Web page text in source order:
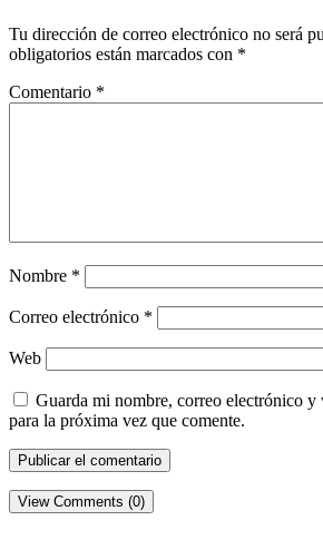
Tu dirección de correo electrónico no será
obligatorios están marcados con *
Comentario *
Nombre *
Correo electrónico *
Web
Guarda mi nombre, correo electrónico y
para la próxima vez que comente.
View Comments (0)